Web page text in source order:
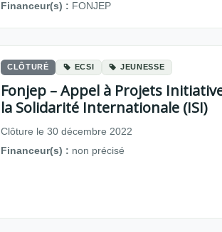
Financeur(s) : FONJEP
CLÔTURÉ ECSI JEUNESSE
Fonjep – Appel à Projets
la Solidarité Internationale (ISI)
Clôture le 30 décembre 2022
Financeur(s) : non précisé